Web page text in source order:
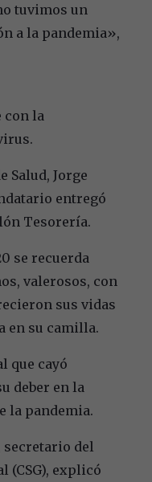
tuvimos un
a la pandemia»,
con la
Salud, Jorge
entregó
Tesorería.
se recuerda
valerosos, con
sus vidas
en su camilla.
que cayó
deber en la
la pandemia.
secretario del
(CSG), explicó